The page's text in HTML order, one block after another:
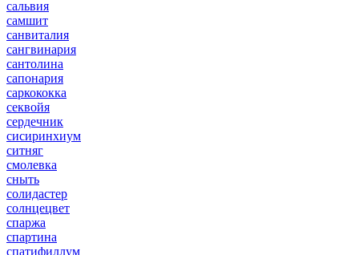
сальвия
самшит
санвиталия
сангвинария
сантолина
сапонария
саркококка
секвойя
сердечник
сисиринхиум
ситняг
смолевка
сныть
солидастер
солнцецвет
спаржа
спартина
спатифиллум